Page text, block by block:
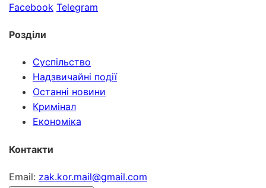
Facebook Telegram
Розділи
Суспільство
Надзвичайні події
Останні новини
Кримінал
Економіка
Контакти
Email: zak.kor.mail@gmail.com